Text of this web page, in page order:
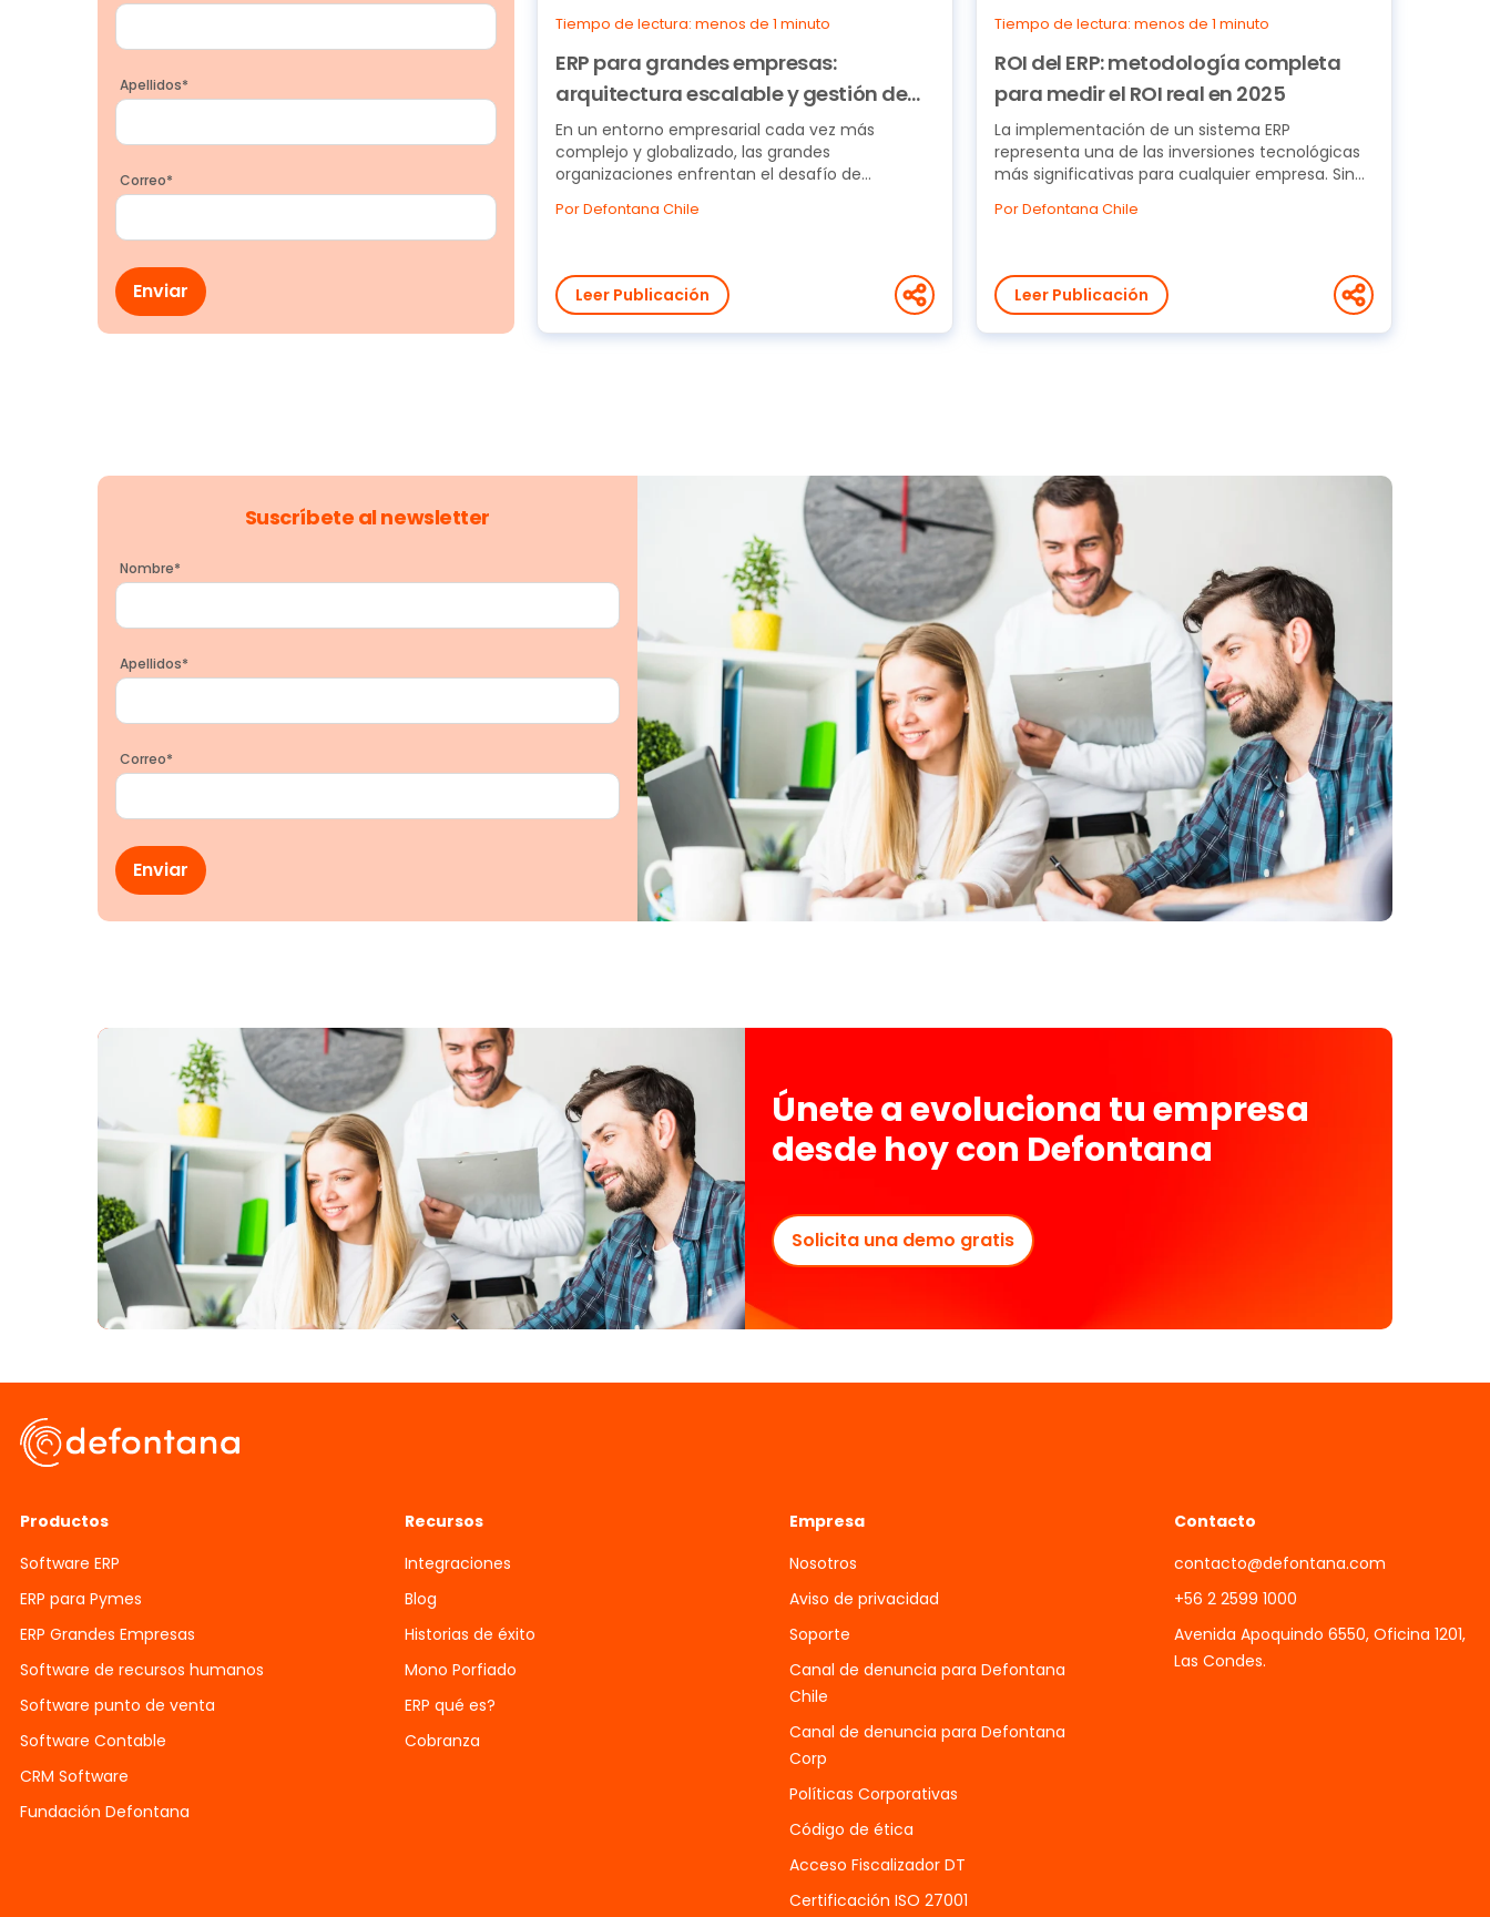
Apellidos*
Correo*
Tiempo de lectura: menos de 1 minuto
ERP para grandes empresas:
arquitectura escalable y gestión de
múltiples subsidiarias
En un entorno empresarial cada vez más
complejo y globalizado, las grandes
organizaciones enfrentan el desafío de
Por Defontana Chile
Leer Publicación
Tiempo de lectura: menos de 1 minuto
ROI del ERP: metodología completa
para medir el ROI real en 2025
La implementación de un sistema ERP
representa una de las inversiones tecnológicas
más significativas para cualquier empresa. Sin
Por Defontana Chile
Leer Publicación
Suscríbete al newsletter
Nombre*
Apellidos*
Correo*
Únete a evoluciona tu empresa
desde hoy con Defontana
Solicita una demo gratis
Productos
Software ERP
ERP para Pymes
ERP Grandes Empresas
Software de recursos humanos
Software punto de venta
Software Contable
CRM Software
Fundación Defontana
Recursos
Integraciones
Blog
Historias de éxito
Mono Porfiado
ERP qué es?
Cobranza
Empresa
Nosotros
Aviso de privacidad
Soporte
Canal de denuncia para Defontana
Chile
Canal de denuncia para Defontana
Corp
Políticas Corporativas
Código de ética
Acceso Fiscalizador DT
Certificación ISO 27001
Contacto
contacto@defontana.com
+56 2 2599 1000
Avenida Apoquindo 6550, Oficina 1201,
Las Condes.